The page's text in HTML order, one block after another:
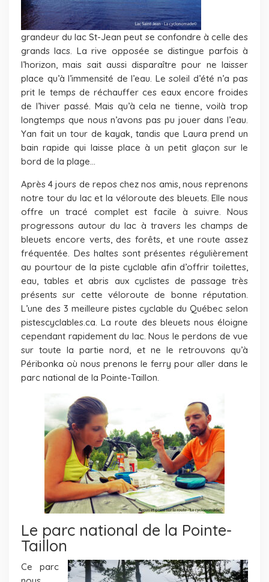
grandeur du lac St-Jean peut se confondre à celle des
grands lacs. La rive opposée se distingue parfois à
l’horizon, mais sait aussi disparaître pour ne laisser
place qu’à l’immensité de l’eau. Le soleil d’été n’a pas
prit le temps de réchauffer ces eaux encore froides
de l’hiver passé. Mais qu’à cela ne tienne, voilà trop
longtemps que nous n’avons pas pu jouer dans l’eau.
Yan fait un tour de kayak, tandis que Laura prend un
bain rapide qui laisse place à un petit glaçon sur le
bord de la plage…
Après 4 jours de repos chez nos amis, nous reprenons
notre tour du lac et la véloroute des bleuets. Elle nous
offre un tracé complet est facile à suivre. Nous
progressons autour du lac à travers les champs de
bleuets encore verts, des forêts, et une route assez
fréquentée. Des haltes sont présentes régulièrement
au pourtour de la piste cyclable afin d’offrir toilettes,
eau, tables et abris aux cyclistes de passage très
présents sur cette véloroute de bonne réputation.
L’une des 3 meilleure pistes cyclable du Québec selon
pistescyclables.ca. La route des bleuets nous éloigne
cependant rapidement du lac. Nous le perdons de vue
sur toute la partie nord, et ne le retrouvons qu’à
Péribonka où nous prenons le ferry pour aller dans le
parc national de la Pointe-Taillon.
Le parc national de la Pointe-
Taillon
Ce parc